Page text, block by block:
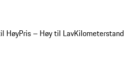
HøyPris – Høy til LavKilometerstand